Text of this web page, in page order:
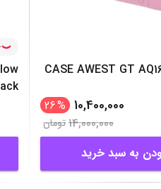
CASE AWEST GT
10,400,000
%
26
14,000,000تومان
به سبد خرید